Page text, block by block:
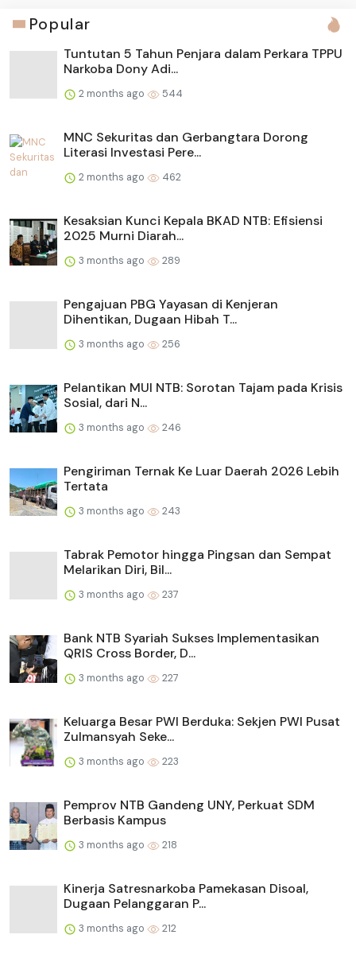
Popular
Tuntutan 5 Tahun Penjara dalam Perkara TPPU
Narkoba Dony Adi...
2 months ago 544
MNC Sekuritas dan Gerbangtara Dorong
Literasi Investasi Pere...
2 months ago 462
Kesaksian Kunci Kepala BKAD NTB: Efisiensi
2025 Murni Diarah...
3 months ago 289
Pengajuan PBG Yayasan di Kenjeran
Dihentikan, Dugaan Hibah T...
3 months ago 256
Pelantikan MUI NTB: Sorotan Tajam pada Krisis
Sosial, dari N...
3 months ago 246
Pengiriman Ternak Ke Luar Daerah 2026 Lebih
Tertata
3 months ago 243
Tabrak Pemotor hingga Pingsan dan Sempat
Melarikan Diri, Bil...
3 months ago 237
Bank NTB Syariah Sukses Implementasikan
QRIS Cross Border, D...
3 months ago 227
Keluarga Besar PWI Berduka: Sekjen PWI Pusat
Zulmansyah Seke...
3 months ago 223
Pemprov NTB Gandeng UNY, Perkuat SDM
Berbasis Kampus
3 months ago 218
Kinerja Satresnarkoba Pamekasan Disoal,
Dugaan Pelanggaran P...
3 months ago 212